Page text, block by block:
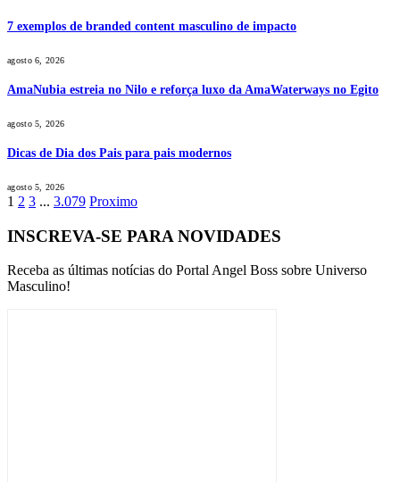
7 exemplos de branded content masculino de impacto
agosto 6, 2026
AmaNubia estreia no Nilo e reforça luxo da AmaWaterways no Egito
agosto 5, 2026
Dicas de Dia dos Pais para pais modernos
agosto 5, 2026
1 2 3 ... 3.079 Proximo
INSCREVA-SE PARA NOVIDADES
Receba as últimas notícias do Portal Angel Boss sobre Universo
Masculino!